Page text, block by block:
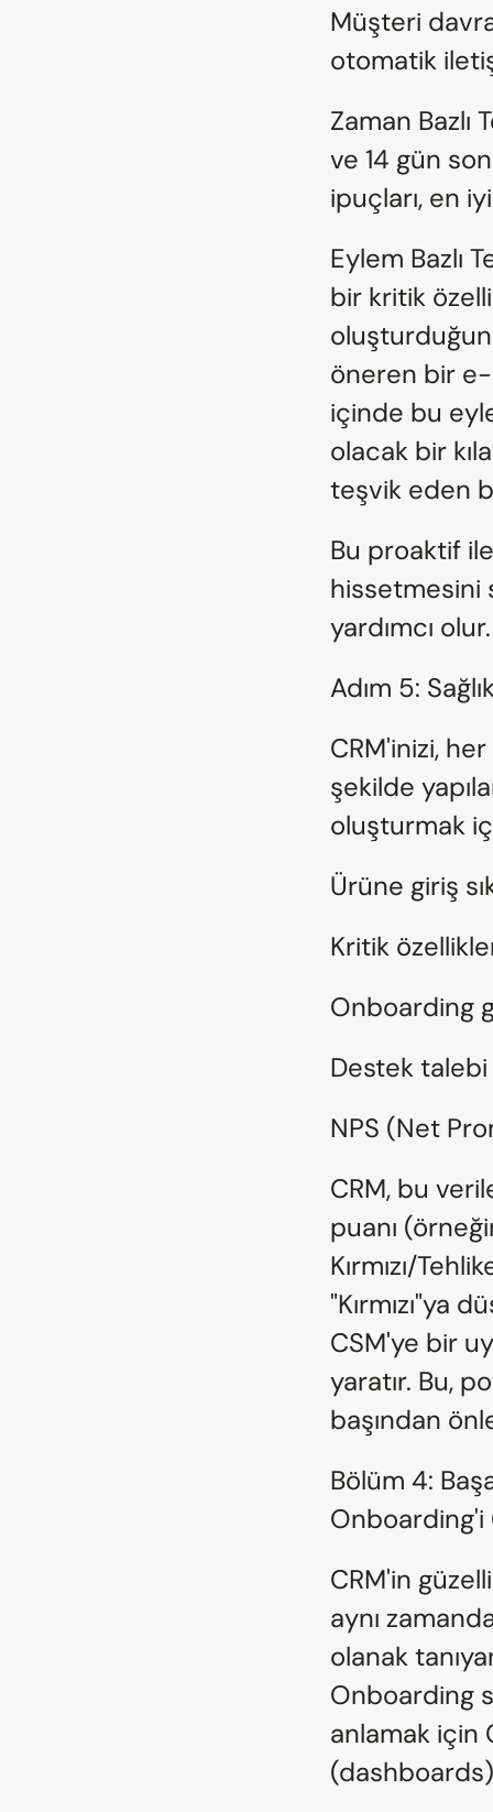
Müşteri
otomatik
Zaman Bazlı
ve 14 gün
ipuçları, en
Eylem Bazlı
bir kritik
öneren bir
içinde bu
olacak bir
teşvik eden
Bu proaktif
hissetmesini
yardımcı olur.
Adım 5:
CRM'inizi,
şekilde
oluşturmak
Ürüne giriş
Kritik
Onboarding
Destek talebi
NPS (Net
CRM, bu
puanı
Kırmızı/
"Kırmızı"ya
CSM'ye bir
yaratır. Bu,
başından
Bölüm 4:
CRM'in
aynı
olanak
Onboarding
anlamak için
(dashboards)